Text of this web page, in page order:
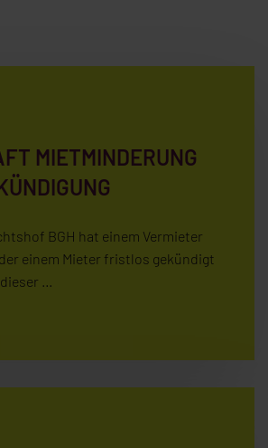
MIETMINDERUNG
BGH hat einem Vermieter
einem Mieter fristlos gekündigt
…